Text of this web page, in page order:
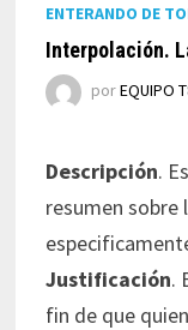
ENTERANDO DE
Interpolación.
porEQUIPO
Descripción.
resumen sobre
Justificación.
fin de que